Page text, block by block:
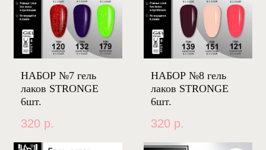
НАБОР №7 гель
лаков STRONGE
6шт.
320 р.
НАБОР №8 гель
лаков STRONGE
6шт.
320 р.